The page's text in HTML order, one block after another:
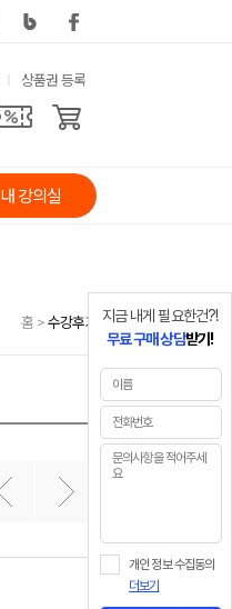
상품권 등록
내 강의실
홈 >수강후기
지금 내게 필요한건?!
무료 구매 상담받기!
개인 정보 수집동의
더보기